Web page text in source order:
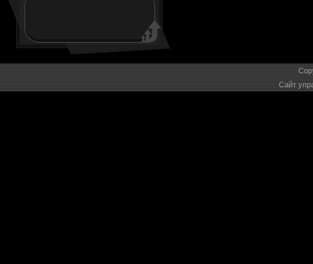
Сайт